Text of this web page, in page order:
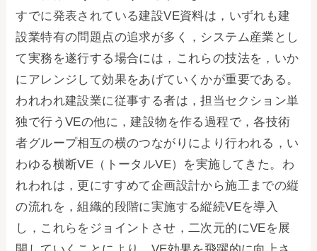
すでに発表されている建設VE資料は，いずれも建
設業特有の問題点の追求が多く，システム産業とし
て実務を遂行する場合には，これらの技法を，いか
にアレンジして効果をあげていくかが重要である。
われわれ建設業に従事する者は，担当セクション単
独で行うVEの他に，建設物を作る過程で，各技術
者グループ相互の横のつながりにより行われる，い
わゆる横断VE（トータルVE）を実施してきた。わ
れわれは，更にすすめて企画設計から施工までの縦
の流れを，組織的段階に実施する縦続VEを導入
し，これらをジョイントさせ，二次元的にVEを展